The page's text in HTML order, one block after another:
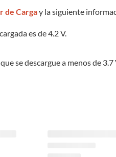
de Cargay la siguiente
es de 4.2 V.
se descargue a menos de 3.7